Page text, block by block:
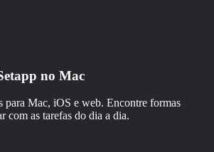
no Mac
para Mac, iOS e web. Encontre formas
com as tarefas do dia a dia.